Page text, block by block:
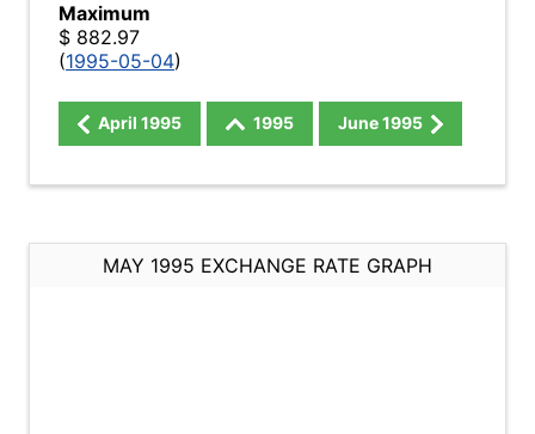
Maximum
$ 882.97
(1995-05-04)
April 1995 1995 June1995
MAY 1995 EXCHANGE RATE GRAPH